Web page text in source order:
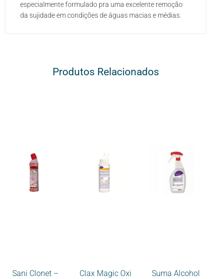
especialmente formulado pra uma excelente remoção
da sujidade em condições de águas macias e médias.
Produtos Relacionados
Sani Clonet –
Clax Magic Oxi
Suma Alcohol